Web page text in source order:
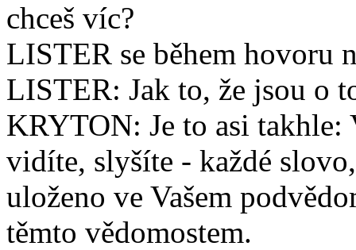
chceš víc?
LISTER se během hovoru
LISTER: Jak to, že jsou o
KRYTON: Je to asi takhle:
vidíte, slyšíte - každé
uloženo ve Vašem
těmto vědomostem.